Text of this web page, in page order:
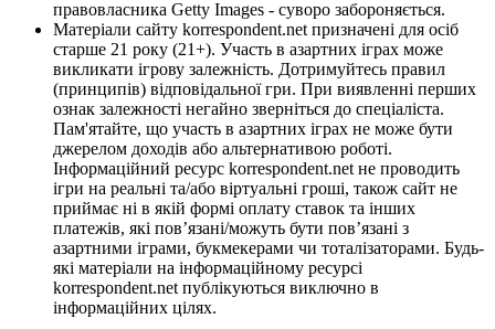
правовласника Getty Images - суворо забороняється.
Матеріали сайту korrespondent.net призначені для осіб
старше 21 року (21+). Участь в азартних іграх може
викликати ігрову залежність. Дотримуйтесь правил
(принципів) відповідальної гри. При виявленні перших
ознак залежності негайно зверніться до спеціаліста.
Пам'ятайте, що участь в азартних іграх не може бути
джерелом доходів або альтернативою роботі.
Інформаційний ресурс korrespondent.net не проводить
ігри на реальні та/або віртуальні гроші, також сайт не
приймає ні в якій формі оплату ставок та інших
платежів, які пов’язані/можуть бути пов’язані з
азартними іграми, букмекерами чи тоталізаторами. Будь-
які матеріали на інформаційному ресурсі
korrespondent.net публікуються виключно в
інформаційних цілях.